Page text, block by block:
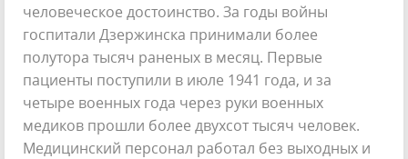
человеческое достоинство. За годы войны
госпитали Дзержинска принимали более
полутора тысяч раненых в месяц. Первые
пациенты поступили в июле 1941 года, и за
четыре военных года через руки военных
медиков прошли более двухсот тысяч человек.
Медицинский персонал работал без выходных и